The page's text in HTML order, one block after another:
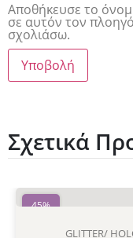
Αποθήκευσε το
σε αυτόν τον
σχολιάσω.
Σχετικά
45%
GLITTER/